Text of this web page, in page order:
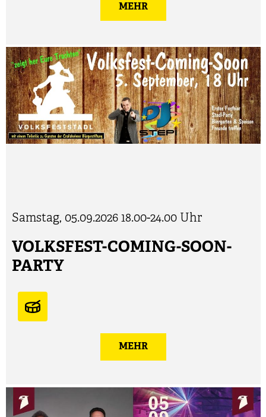
MEHR
Samstag, 05.09.2026 18.00-24.00 Uhr
VOLKSFEST-COMING-SOON-
PARTY
MEHR